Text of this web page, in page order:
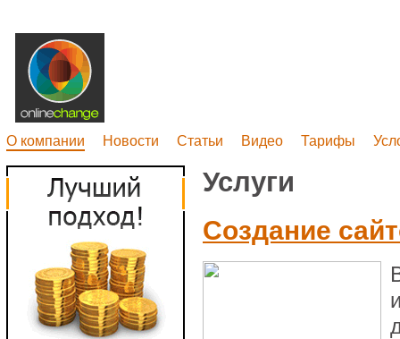
О компании Новости Статьи Видео Тарифы
Услуги
Создание